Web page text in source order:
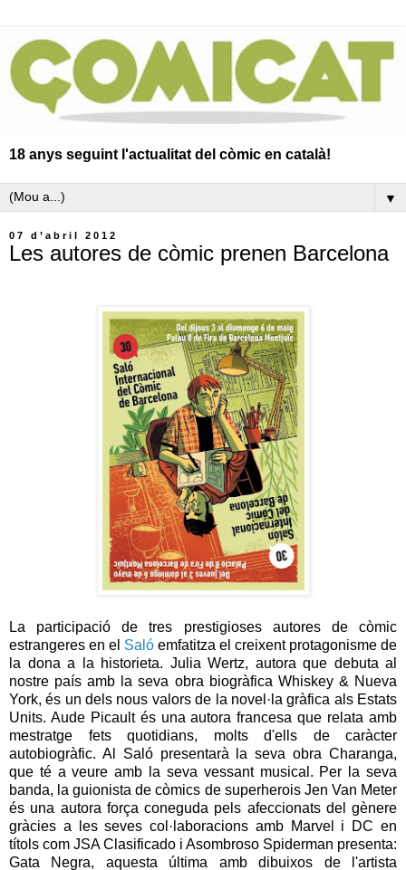
18 anys seguint l'actualitat del còmic en català!
▼
07 d’abril 2012
Les autores de còmic prenen Barcelona
La participació de tres prestigioses autores de còmic
estrangeres en el Saló emfatitza el creixent protagonisme de
la dona a la historieta. Julia Wertz, autora que debuta al
nostre país amb la seva obra biogràfica Whiskey & Nueva
York, és un dels nous valors de la novel·la gràfica als Estats
Units. Aude Picault és una autora francesa que relata amb
mestratge fets quotidians, molts d'ells de caràcter
autobiogràfic. Al Saló presentarà la seva obra Charanga,
que té a veure amb la seva vessant musical. Per la seva
banda, la guionista de còmics de superherois Jen Van Meter
és una autora força coneguda pels afeccionats del gènere
gràcies a les seves col·laboracions amb Marvel i DC en
títols com JSA Clasificado i Asombroso Spiderman presenta:
Gata Negra, aquesta última amb dibuixos de l'artista